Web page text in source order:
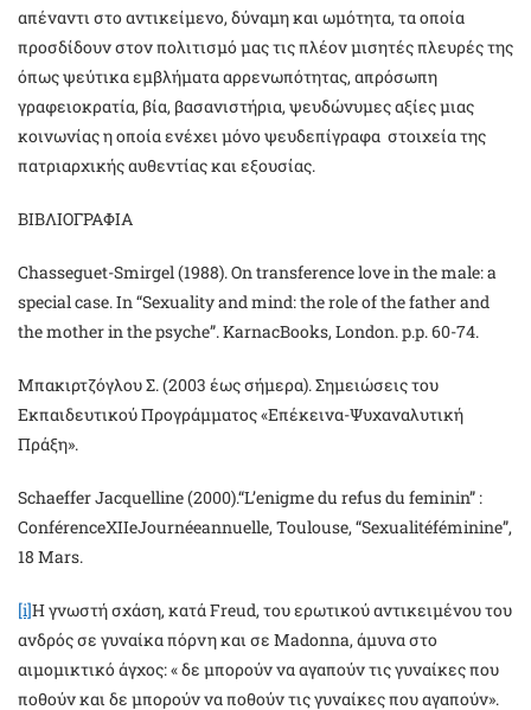
απέναντι στο αντικείμενο, δύναμη και ωμότητα, τα οποία
προσδίδουν στον πολιτισμό μας τις πλέον μισητές πλευρές της
όπως ψεύτικα εμβλήματα αρρενωπότητας, απρόσωπη
γραφειοκρατία, βία, βασανιστήρια, ψευδώνυμες αξίες μιας
κοινωνίας η οποία ενέχει μόνο ψευδεπίγραφα στοιχεία της
πατριαρχικής αυθεντίας και εξουσίας.
ΒΙΒΛΙΟΓΡΑΦΙΑ
Chasseguet-Smirgel (1988). On transference love in the male: a
special case. In “Sexuality and mind: the role of the father and
the mother in the psyche”. KarnacBooks, London. p.p. 60-74.
Mπακιρτζόγλου Σ. (2003 έως σήμερα). Σημειώσεις του
Εκπαιδευτικού Προγράμματος «Επέκεινα-Ψυχαναλυτική
Πράξη».
Schaeffer Jacquelline (2000).“L’enigme du refus du feminin” :
ConférenceXIIeJournéeannuelle, Toulouse, “Sexualitéféminine”,
18 Mars.
[i]Η γνωστή σχάση, κατά Freud, του ερωτικού αντικειμένου του
ανδρός σε γυναίκα πόρνη και σε Madonna, άμυνα στο
αιμομικτικό άγχος: « δε μπορούν να αγαπούν τις γυναίκες που
ποθούν και δε μπορούν να ποθούν τις γυναίκες που αγαπούν».